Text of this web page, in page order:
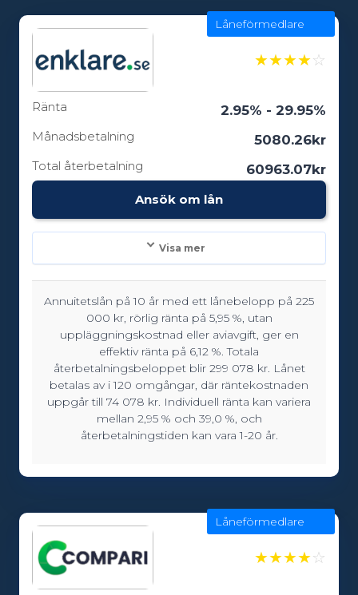
★★★★☆
Ränta 2.95% - 29.95%
Månadsbetalning 5080.26kr
Total återbetalning 60963.07kr
Ansök om lån
Låneförmedlare
Visa mer
Lånebelopp:
5000 - 600000kr
Löptid:
12 - 240 månader
Annuitetslån på 10 år med ett lånebelopp på 225
000 kr, rörlig ränta på 5,95 %, utan
uppläggningskostnad eller aviavgift, ger en
effektiv ränta på 6,12 %. Totala
återbetalningsbeloppet blir 299 078 kr. Lånet
betalas av i 120 omgångar, där räntekostnaden
uppgår till 74 078 kr. Individuell ränta kan variera
mellan 2,95 % och 39,0 %, och
återbetalningstiden kan vara 1-20 år.
★★★★☆
Låneförmedlare